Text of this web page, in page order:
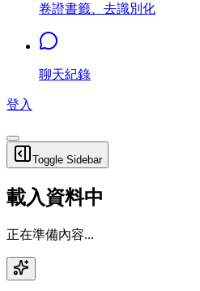
卷證書籤、去識別化
聊天紀錄
登入
Toggle Sidebar
載入資料中
正在準備內容...